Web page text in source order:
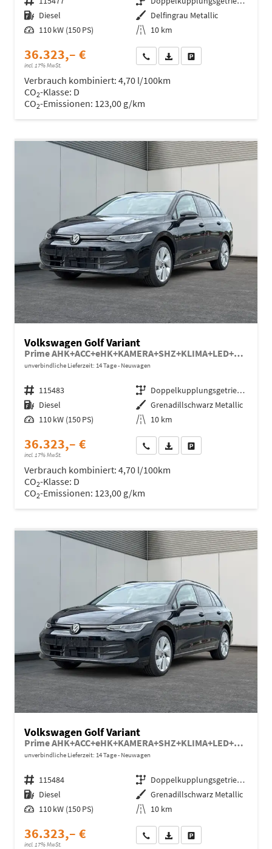
Kraftstoff Diesel Außenfarbe Delfingrau Metallic
Leistung 110 kW (150 PS) Kilometerstand 10 km
36.323,– €
incl. 17% MwSt.
Wir rufen Sie anFahrzeugexposé (PDF)
Verbrauch kombiniert: 4,70 l/100km
CO2-Klasse: D
CO2-Emissionen: 123,00 g/km
Volkswagen Golf Variant
Prime AHK+ACC+eHK+KAMERA+SHZ+KLIMA+LED+17" ALU
unverbindliche Lieferzeit: 14 Tage Neuwagen
Fahrzeugnr. 115483 Getriebe
Doppelkupplungsgetriebe (DSG)
Kraftstoff Diesel Außenfarbe Grenadillschwarz Metallic
Leistung 110 kW (150 PS) Kilometerstand 10 km
36.323,– €
incl. 17% MwSt.
Wir rufen Sie anFahrzeugexposé (PDF)
Verbrauch kombiniert: 4,70 l/100km
CO2-Klasse: D
CO2-Emissionen: 123,00 g/km
Volkswagen Golf Variant
Prime AHK+ACC+eHK+KAMERA+SHZ+KLIMA+LED+17" ALU
unverbindliche Lieferzeit: 14 Tage Neuwagen
Fahrzeugnr. 115484 Getriebe
Doppelkupplungsgetriebe (DSG)
Kraftstoff Diesel Außenfarbe Grenadillschwarz Metallic
Leistung 110 kW (150 PS) Kilometerstand 10 km
36.323,– €
incl. 17% MwSt.
Wir rufen Sie anFahrzeugexposé (PDF)